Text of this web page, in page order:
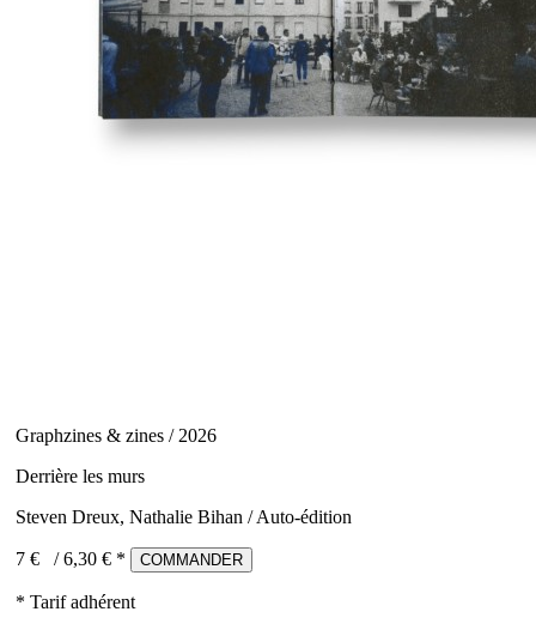
Graphzines & zines / 2026
Derrière les murs
Steven Dreux, Nathalie Bihan / Auto-édition
7 € /6,30 € * COMMANDER
* Tarif adhérent